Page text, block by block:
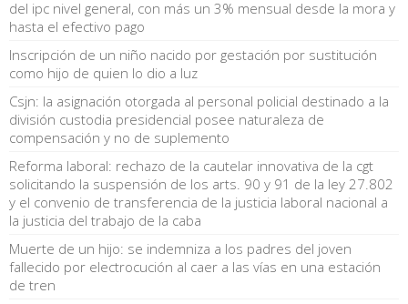
del ipc nivel general, con más un 3% mensual desde la mora y
hasta el efectivo pago
Inscripción de un niño nacido por gestación por sustitución
como hijo de quien lo dio a luz
Csjn: la asignación otorgada al personal policial destinado a la
división custodia presidencial posee naturaleza de
compensación y no de suplemento
Reforma laboral: rechazo de la cautelar innovativa de la cgt
solicitando la suspensión de los arts. 90 y 91 de la ley 27.802
y el convenio de transferencia de la justicia laboral nacional a
la justicia del trabajo de la caba
Muerte de un hijo: se indemniza a los padres del joven
fallecido por electrocución al caer a las vías en una estación
de tren